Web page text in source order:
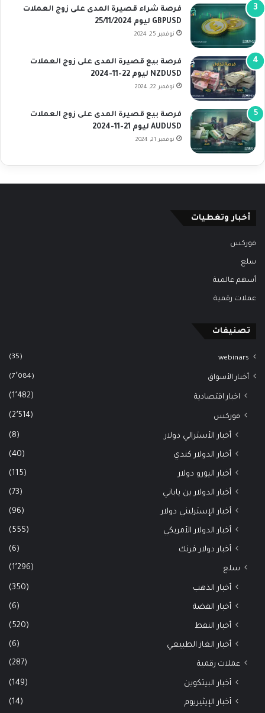
فرصة شراء قصيرة المدى على زوج العملات
GBPUSD ليوم 25/11/2024
نوفمبر 25, 2024
فرصة بيع قصيرة المدى على زوج العملات
NZDUSD ليوم 22-11-2024
نوفمبر 22, 2024
فرصة بيع قصيرة المدى على زوج العملات
AUDUSD ليوم 21-11-2024
نوفمبر 21, 2024
أخبار وتغطيات
فوركس
سلع
أسهم عالمية
عملات رقمية
تصنيفات
webinars
(35)
أخبار الأسواق (7٬084)
اخبار اقتصادية (1٬482)
فوركس (2٬514)
أخبار الأسترالي دولار (8)
أخبار الدولار كندي (40)
أخبار اليورو دولار (115)
أخبار الدولار ين ياباني (73)
أخبار الإسترليني دولار (96)
أخبار الدولار الأمريكي (555)
أخبار دولار فرنك (6)
سلع (1٬296)
أخبار الذهب (350)
أخبار الفضة (6)
أخبار النفط (520)
أخبار الغاز الطبيعي (6)
عملات رقمية (287)
أخبار البيتكوين (149)
أخبار الإيثيريوم (14)